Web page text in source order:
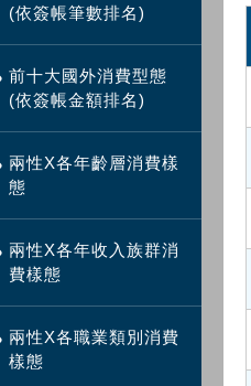
(依簽帳筆數排名)
前十大國外消費型態
(依簽帳金額排名)
兩性X各年齡層消費樣
態
兩性X各年收入族群消
費樣態
兩性X各職業類別消費
樣態